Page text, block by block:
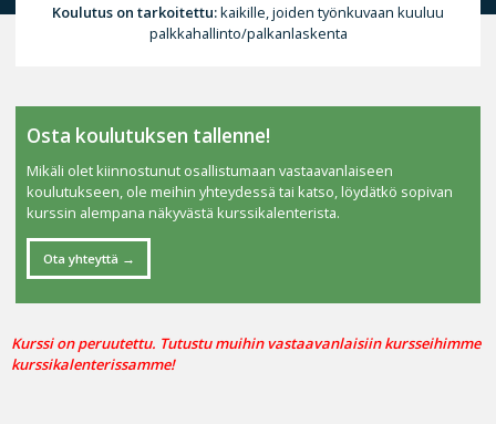
Koulutus on tarkoitettu:kaikille, joiden työnkuvaan kuuluu
palkkahallinto/palkanlaskenta
Kurssi on peruutettu. Tutustu muihin vastaavanlaisiin kursseihimme
kurssikalenterissamme!
Osta koulutuksen tallenne!
Mikäli olet kiinnostunut osallistumaan vastaavanlaiseen
koulutukseen, ole meihin yhteydessä tai katso, löydätkö sopivan
kurssin alempana näkyvästä kurssikalenterista.
Ota yhteyttä